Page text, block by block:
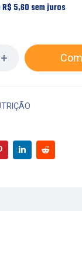
R$ 5,60 sem juros